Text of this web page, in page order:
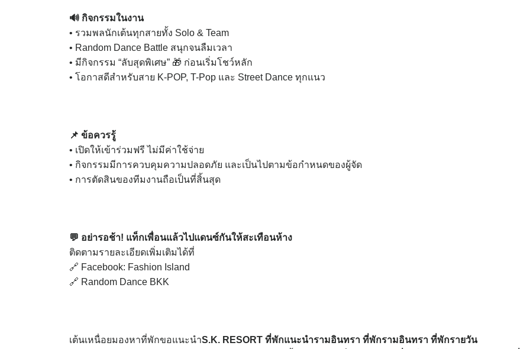
🔊 กิจกรรมในงาน
• รวมพลนักเต้นทุกสายทั้ง Solo & Team
• Random Dance Battle สนุกจนลืมเวลา
• มีกิจกรรม “ลับสุดพิเศษ” 🎁 ก่อนเริ่มโชว์หลัก
• โอกาสดีสำหรับสาย K-POP, T-Pop และ Street Dance ทุกแนว
📌 ข้อควรรู้
• เปิดให้เข้าร่วมฟรี ไม่มีค่าใช้จ่าย
• กิจกรรมมีการควบคุมความปลอดภัย และเป็นไปตามข้อกำหนดของผู้จัด
• การตัดสินของทีมงานถือเป็นที่สิ้นสุด
💬 อย่ารอช้า! แท็กเพื่อนแล้วไปแดนซ์กันให้สะเทือนห้าง
ติดตามรายละเอียดเพิ่มเติมได้ที่
🔗 Facebook: Fashion Island
🔗 Random Dance BKK
เต้นเหนื่อยมองหาที่พักขอแนะนำS.K. RESORT ที่พักแนะนำรามอินทรา ที่พักรามอินทรา ที่พักรายวัน